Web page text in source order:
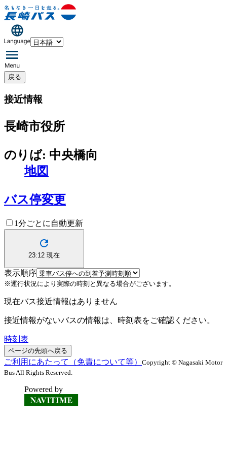
戻る
接近情報
長崎市役所
のりば: 中央橋向
地図
バス停変更
1分ごとに自動更新
23:12 現在
表示順序
※運行状況により実際の時刻と異なる場合がございます。
現在バス接近情報はありません
接近情報がないバスの情報は、時刻表をご確認ください。
時刻表
ページの先頭へ戻る
ご利用にあたって（免責について等） Copyright © Nagasaki Motor
Bus All Rights Reserved.
Powered by